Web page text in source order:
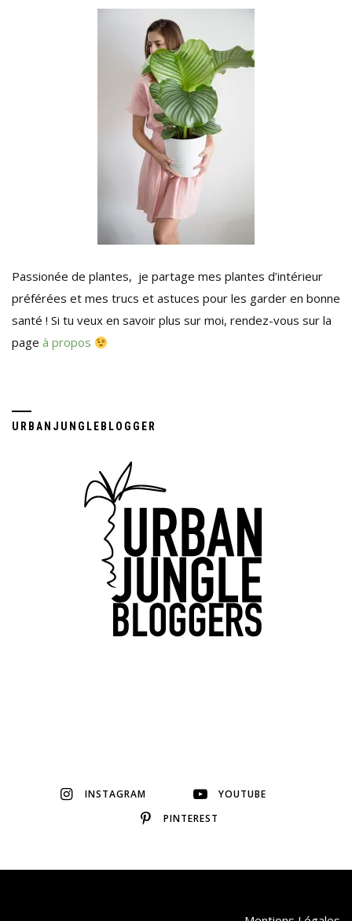
Passionée de plantes, je partage mes plantes d’intérieur
préférées et mes trucs et astuces pour les garder en bonne
santé ! Si tu veux en savoir plus sur moi, rendez-vous sur la
page à propos
URBANJUNGLEBLOGGER
INSTAGRAM
YOUTUBE
PINTEREST